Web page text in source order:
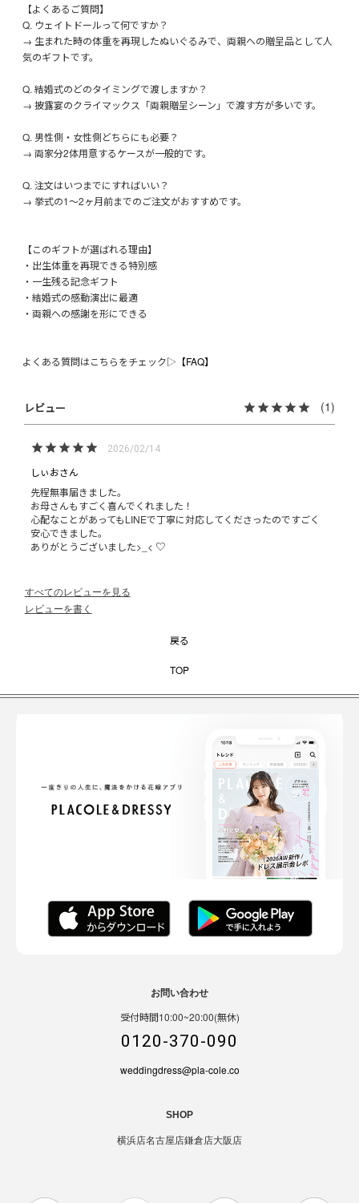
【よくあるご質問】
Q. ウェイトドールって何ですか？
→ 生まれた時の体重を再現したぬいぐるみで、両親への贈呈品として人
気のギフトです。
Q. 結婚式のどのタイミングで渡しますか？
→ 披露宴のクライマックス「両親贈呈シーン」で渡す方が多いです。
Q. 男性側・女性側どちらにも必要？
→ 両家分2体用意するケースが一般的です。
Q. 注文はいつまでにすればいい？
→ 挙式の1〜2ヶ月前までのご注文がおすすめです。
【このギフトが選ばれる理由】
・出生体重を再現できる特別感
・一生残る記念ギフト
・結婚式の感動演出に最適
・両親への感謝を形にできる
よくある質問はこちらをチェック▷ 【FAQ】
1
しぃお
2026/02/14
先程無事届きました。
お母さんもすごく喜んでくれました！
心配なことがあってもLINEで丁寧に対応してくださったのですごく
安心できました。
ありがとうございました>_< ♡
すべてのレビューを見る
レビューを書く
戻る
TOP
お問い合わせ
受付時間10:00~20:00(無休)
0120-370-090
weddingdress@pla-cole.co
SHOP
横浜店名古屋店鎌倉店大阪店